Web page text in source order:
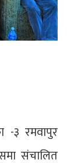
-३ रमवापुर
संचालित